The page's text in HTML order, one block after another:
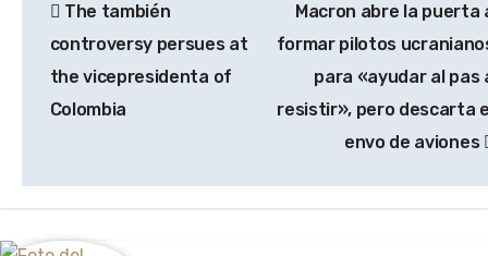
de
entradas
The también
controversy persues at
the vicepresidenta of
Colombia
Macron abre la puerta
formar pilotos
para «ayudar al pas
resistir», pero descarta
envo de aviones